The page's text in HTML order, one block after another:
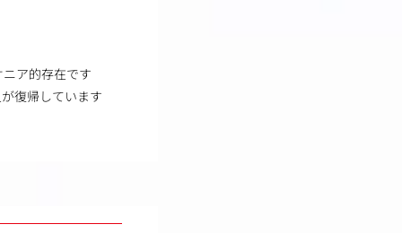
ア的存在です
復帰しています